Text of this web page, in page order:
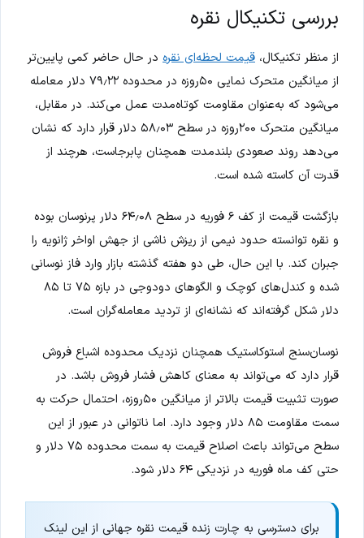
بررسی تکنیکال نقره
از منظر تکنیکال، قیمت لحظه‌ای نقره در حال حاضر کمی پایین‌تر
از میانگین متحرک نمایی ۵۰روزه در محدوده ۷۹٫۲۲ دلار معامله
می‌شود که به‌عنوان مقاومت کوتاه‌مدت عمل می‌کند. در مقابل،
میانگین متحرک ۲۰۰روزه در سطح ۵۸٫۰۳ دلار قرار دارد که نشان
می‌دهد روند صعودی بلندمدت همچنان پابرجاست، هرچند از
قدرت آن کاسته شده است.
بازگشت قیمت از کف ۶ فوریه در سطح ۶۴٫۰۸ دلار پرنوسان بوده
و نقره توانسته حدود نیمی از ریزش ناشی از جهش اواخر ژانویه را
جبران کند. با این حال، طی دو هفته گذشته بازار وارد فاز نوسانی
شده و کندل‌های کوچک و الگوهای دودوجی در بازه ۷۵ تا ۸۵
دلار شکل گرفته‌اند که نشانه‌ای از تردید معامله‌گران است.
نوسان‌سنج استوکاستیک همچنان نزدیک محدوده اشباع فروش
قرار دارد که می‌تواند به معنای کاهش فشار فروش باشد. در
صورت تثبیت قیمت بالاتر از میانگین ۵۰روزه، احتمال حرکت به
سمت مقاومت ۸۵ دلار وجود دارد. اما ناتوانی در عبور از این
سطح می‌تواند باعث اصلاح قیمت به سمت محدوده ۷۵ دلار و
حتی کف ماه فوریه در نزدیکی ۶۴ دلار شود.
برای دسترسی به چارت زنده قیمت نقره جهانی از این لینک